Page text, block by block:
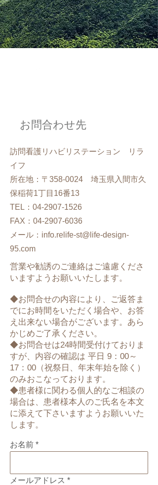
お問合わせ先
訪問看護リハビリステーション リラ
イフ
所在地：〒358-0024 埼玉県入間市久
保稲荷1丁目16番13
TEL：04-2907-1526
FAX：04-2907-6036
メール： info.relife-st@life-design-
95.com
営業や勧誘のご連絡はご遠慮くださ
いますようお願いいたします。
◆お問合せの内容により、ご返答ま
でにお時間をいただく場合や、お答
え出来ない場合がございます。あら
かじめご了承ください。
◆お問合せは24時間受付けておりま
すが、内容の確認は 平日 9：00～
17：00（祝祭日、年末年始を除く）
のみおこなっております。
◆患者様に関わる個人的なご相談の
場合は、患者様本人のご氏名を本文
に添えて下さいますようお願いいた
します。
お名前
メールアドレス